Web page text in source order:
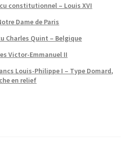
constitutionnel – Louis XVI
Dame de Paris
Charles Quint – Belgique
Victor-Emmanuel II
Louis-Philippe I – Type Domard,
en relief